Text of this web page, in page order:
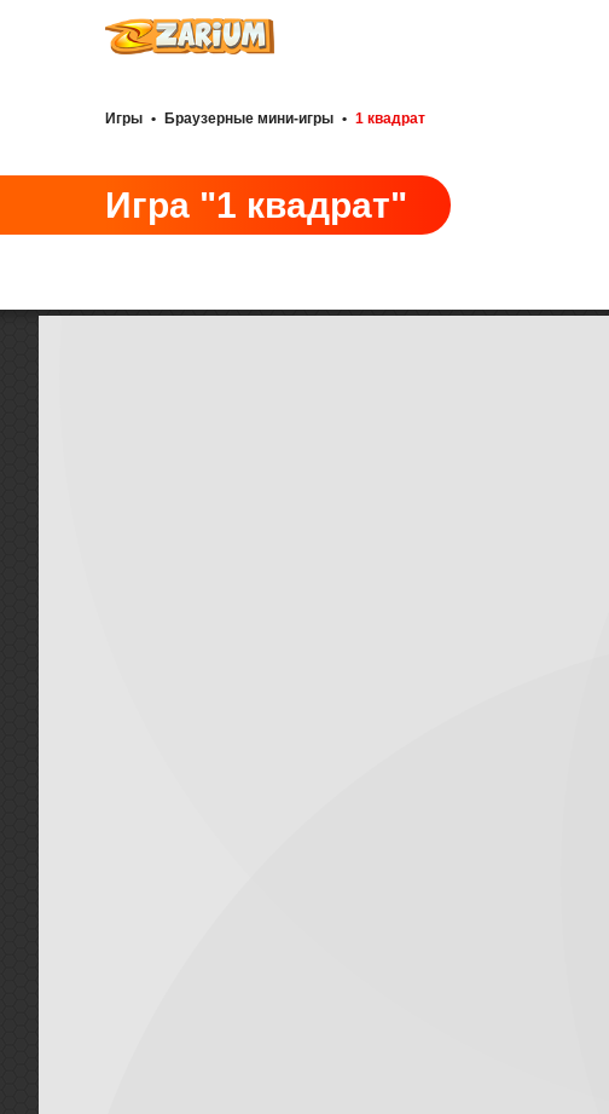
Игры • Браузерные мини-игры • 1 квадрат
Игра "1 квадрат"